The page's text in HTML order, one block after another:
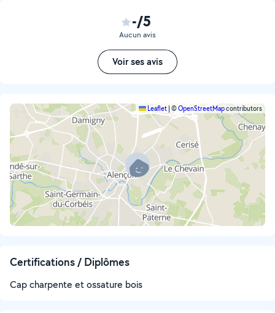
-/5
Aucun avis
Voir ses avis
Leaflet ©OpenStreetMapcontributors
Certifications / Diplômes
Cap charpente et ossature bois